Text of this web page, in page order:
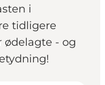
i
tidligere
ødelagte - og